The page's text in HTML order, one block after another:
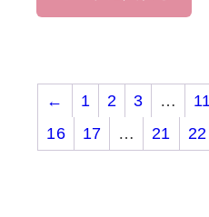
← 1 2 3 …
16
17 … 21 22